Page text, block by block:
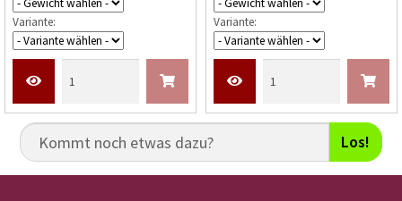
t
e
t
t
v
o
n
Variante:
t
e
t
t
0
n
Variante:
Los!